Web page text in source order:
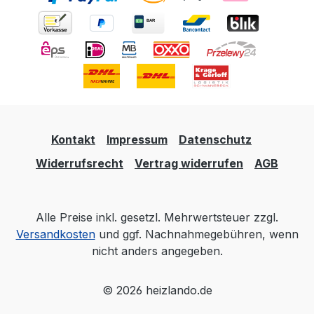
Kontakt Impressum
Datenschutz
Widerrufsrecht
Vertrag widerrufen AGB
Alle Preise inkl. gesetzl. Mehrwertsteuer zzgl.
Versandkostenund ggf. Nachnahmegebühren, wenn
nicht anders angegeben.
© 2026 heizlando.de